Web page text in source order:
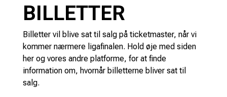
BILLETTER
Billetter vil blive sat til salg på ticketmaster, når vi
kommer nærmere ligafinalen. Hold øje med siden
her og vores andre platforme, for at finde
information om, hvornår billetterne bliver sat til
salg.